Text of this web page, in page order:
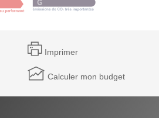
Imprimer
Calculer mon budget